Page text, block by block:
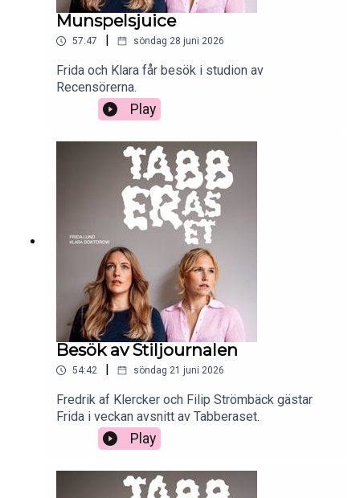
Munspelsjuice
57:47 söndag 28 juni 2026
Frida och Klara får besök i studion av
Recensörerna.
Play
Besök av Stiljournalen
54:42 söndag 21 juni 2026
Fredrik af Klercker och Filip Strömbäck gästar
Frida i veckan avsnitt av Tabberaset.
Play